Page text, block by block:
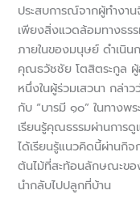
ประสบการณ์จากผู้ทำงา
เพียงสิ่งแวดล้อมทางธร
ภายในของมนุษย์ ดำเนิ
คุณธวัชชัย โตสิตระกูล ผู้
หนึ่งในผู้ร่วมเสวนา กล่า
กับ “บารมี ๑๐” ในทางพ
เรียนรู้คุณธรรมผ่านการ
ได้เรียนรู้แนวคิดนี้ผ่านกิ
ต้นไม้ที่สะท้อนลักษณะข
นำกลับไปปลูกที่บ้าน